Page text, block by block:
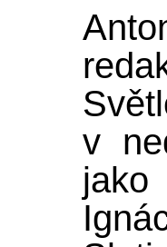
v
jako